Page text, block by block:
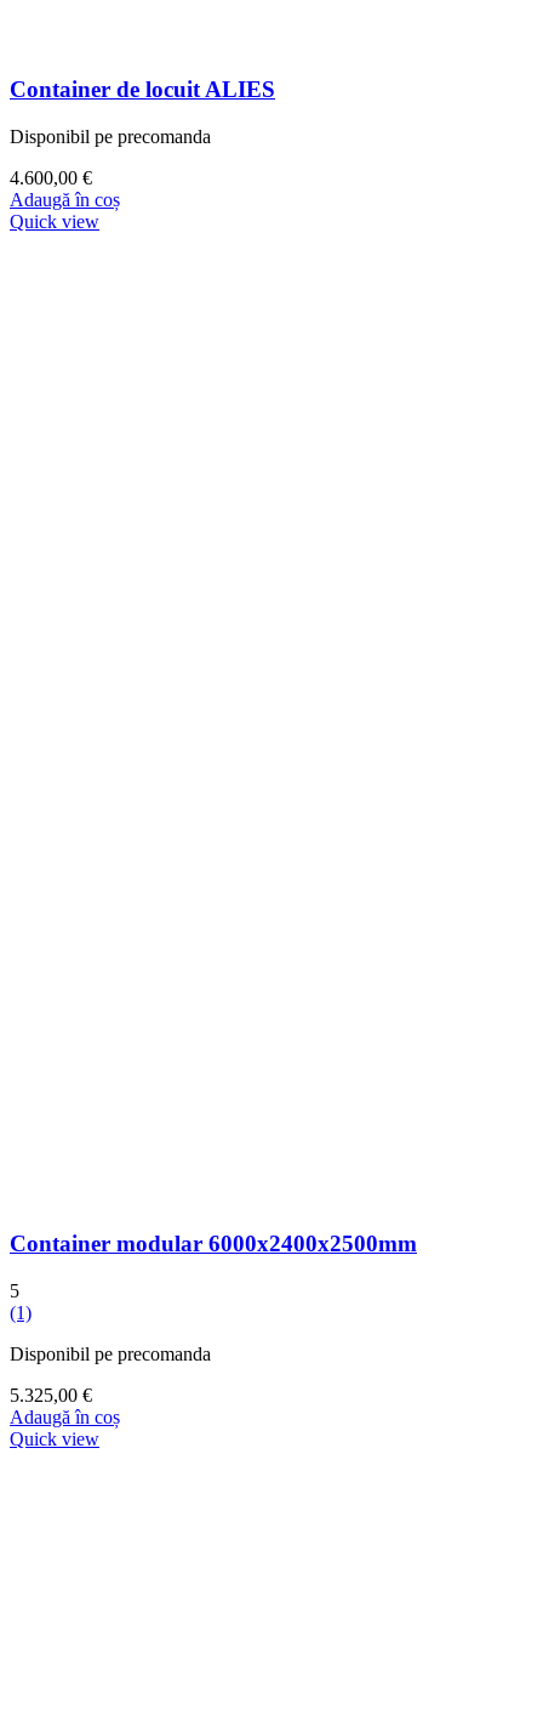
Container de locuit ALIES
Disponibil pe precomanda
4.600,00 €
Adaugă în coș
Quick view
Container modular 6000x2400x2500mm
5
(1)
Disponibil pe precomanda
5.325,00 €
Adaugă în coș
Quick view